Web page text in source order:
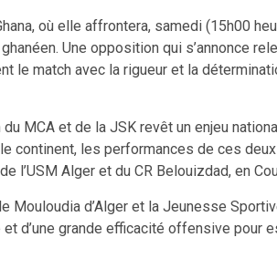
où elle affrontera, samedi (15h00
Une opposition qui s’annonce
le match avec la rigueur et la
MCA et de la JSK revêt un enjeu
continent, les performances de ces
l’USM Alger et du CR Belouizdad, en
Mouloudia d’Alger et la Jeunesse
d’une grande efficacité offensive pour